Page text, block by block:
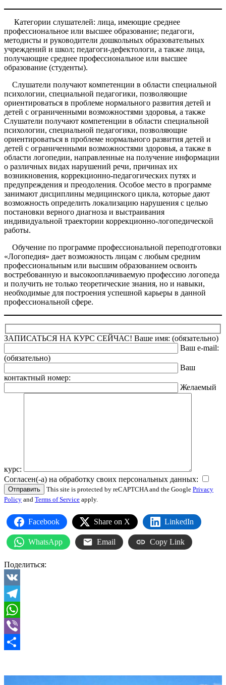
Категории слушателей: лица, имеющие среднее
профессиональное или высшее образование; педагоги,
методисты и руководители дошкольных образовательных
учреждений и школ; педагоги-дефектологи, а также лица,
получающие среднее профессиональное или высшее
образование (студенты).
Слушатели получают компетенции в области специальной
психологии, специальной педагогики, позволяющие
ориентироваться в проблеме нормального развития детей и
детей с ограниченными возможностями здоровья, а также
Слушатели получают компетенции в области специальной
психологии, специальной педагогики, позволяющие
ориентироваться в проблеме нормального развития детей и
детей с ограниченными возможностями здоровья, а также в
области логопедии, направленные на получение информации
о различных видах нарушений речи, причинах их
возникновения, коррекционно-педагогических путях и
предупреждения и преодоления. Особое место в программе
занимают дисциплины медицинского цикла, которые дают
возможность определить локализацию нарушения с целью
постановки верного диагноза и выстраивания
индивидуальной траектории коррекционно-логопедической
работы.
Обучение по программе профессиональной переподготовки
«Логопедия» дает возможность лицам с любым средним
профессиональным или высшим образованием освоить
востребованную и высокооплачиваемую профессию логопеда
и получить не только теоретические знания, но и навыки,
необходимые для построения успешной карьеры в данной
профессиональной сфере.
ЗАПИСАТЬСЯ НА КУРС СЕЙЧАС! Ваше имя: (обязательно)
Ваш e-mail:
(обязательно)
Ваш
контактный номер:
Желаемый
курс:
Согласен(-а) на обработку своих персональных данных:
This site is protected by reCAPTCHA and the Google Privacy
Policy and Terms of Service apply.
Facebook Share on X LinkedIn
WhatsApp Email Copy Link
Поделиться:
VK
Telegram
WhatsApp
Viber